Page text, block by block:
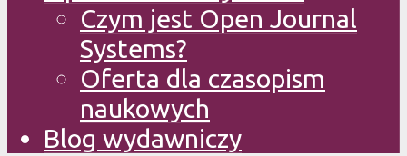
Czym jest Open Journal
Systems?
Oferta dla czasopism
naukowych
Blog wydawniczy